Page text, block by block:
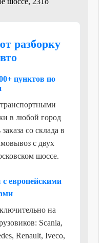
разборку
пунктов по
в любой город
со склада в
с двух
шоссе.
с европейскими
на
Scania,
Renault, Iveco,